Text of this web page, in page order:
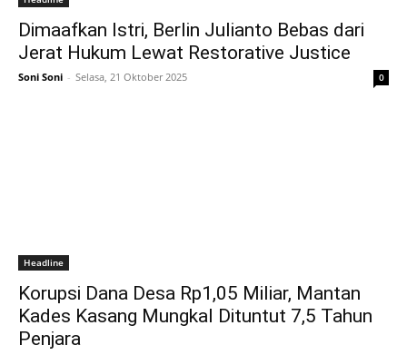
Dimaafkan Istri, Berlin Julianto Bebas dari
Jerat Hukum Lewat Restorative Justice
Soni Soni - Selasa, 21 Oktober 2025 0
Headline
Korupsi Dana Desa Rp1,05 Miliar, Mantan
Kades Kasang Mungkal Dituntut 7,5 Tahun
Penjara